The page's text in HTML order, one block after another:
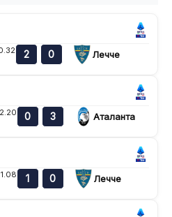
2 0 Лечче
2.20 0 3 Аталанта
1.08 1 0 Лечче